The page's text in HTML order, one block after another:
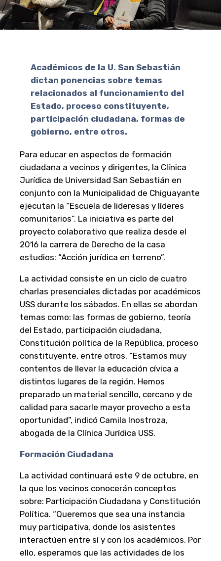
Académicos de la U. San Sebastián
dictan ponencias sobre temas
relacionados al funcionamiento del
Estado, proceso constituyente,
participación ciudadana, formas de
gobierno, entre otros.
Para educar en aspectos de formación
ciudadana a vecinos y dirigentes, la Clínica
Jurídica de Universidad San Sebastián en
conjunto con la Municipalidad de Chiguayante
ejecutan la “Escuela de lideresas y líderes
comunitarios”. La iniciativa es parte del
proyecto colaborativo que realiza desde el
2016 la carrera de Derecho de la casa
estudios: “Acción jurídica en terreno”.
La actividad consiste en un ciclo de cuatro
charlas presenciales dictadas por académicos
USS durante los sábados. En ellas se abordan
temas como: las formas de gobierno, teoría
del Estado, participación ciudadana,
Constitución política de la República, proceso
constituyente, entre otros. “Estamos muy
contentos de llevar la educación cívica a
distintos lugares de la región. Hemos
preparado un material sencillo, cercano y de
calidad para sacarle mayor provecho a esta
oportunidad”, indicó Camila Inostroza,
abogada de la Clínica Jurídica USS.
Formación Ciudadana
La actividad continuará este 9 de octubre, en
la que los vecinos conocerán conceptos
sobre: Participación Ciudadana y Constitución
Política. “Queremos que sea una instancia
muy participativa, donde los asistentes
interactúen entre sí y con los académicos. Por
ello, esperamos que las actividades de los